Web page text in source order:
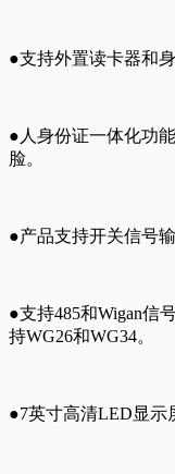
●支持外置读卡器和
●人身份证一体化功
脸。
●产品支持开关信号
●支持485和Wigan信
持WG26和WG34。
●7英寸高清LED显示